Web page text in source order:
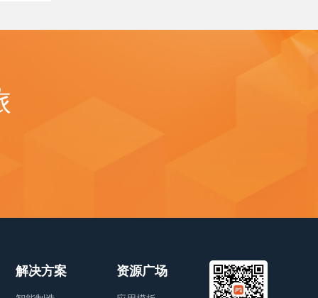
解决方案 资源广场